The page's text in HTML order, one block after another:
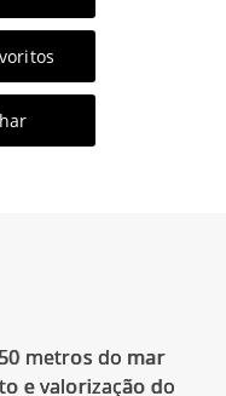
metros do mar
e valorização do